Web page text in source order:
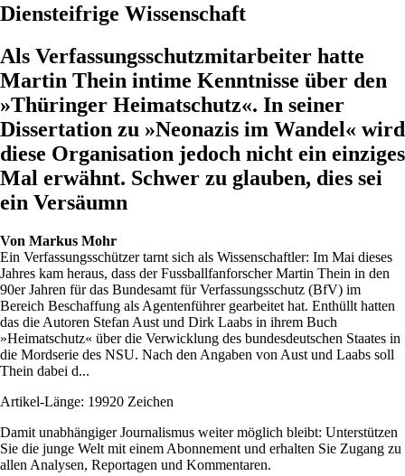
Diensteifrige Wissenschaft
Als Verfassungsschutzmitarbeiter hatte
Martin Thein intime Kenntnisse über den
»Thüringer Heimatschutz«. In seiner
Dissertation zu »Neonazis im Wandel« wird
diese Organisation jedoch nicht ein einziges
Mal erwähnt. Schwer zu glauben, dies sei
ein Versäumn
Von Markus Mohr
Ein Verfassungsschützer tarnt sich als Wissenschaftler: Im Mai dieses
Jahres kam heraus, dass der Fussballfanforscher Martin Thein in den
90er Jahren für das Bundesamt für Verfassungsschutz (BfV) im
Bereich Beschaffung als Agentenführer gearbeitet hat. Enthüllt hatten
das die Autoren Stefan Aust und Dirk Laabs in ihrem Buch
»Heimatschutz« über die Verwicklung des bundesdeutschen Staates in
die Mordserie des NSU. Nach den Angaben von Aust und Laabs soll
Thein dabei d...
Artikel-Länge: 19920 Zeichen
Damit unabhängiger Journalismus weiter möglich bleibt: Unterstützen
Sie die junge Welt mit einem Abonnement und erhalten Sie Zugang zu
allen Analysen, Reportagen und Kommentaren.